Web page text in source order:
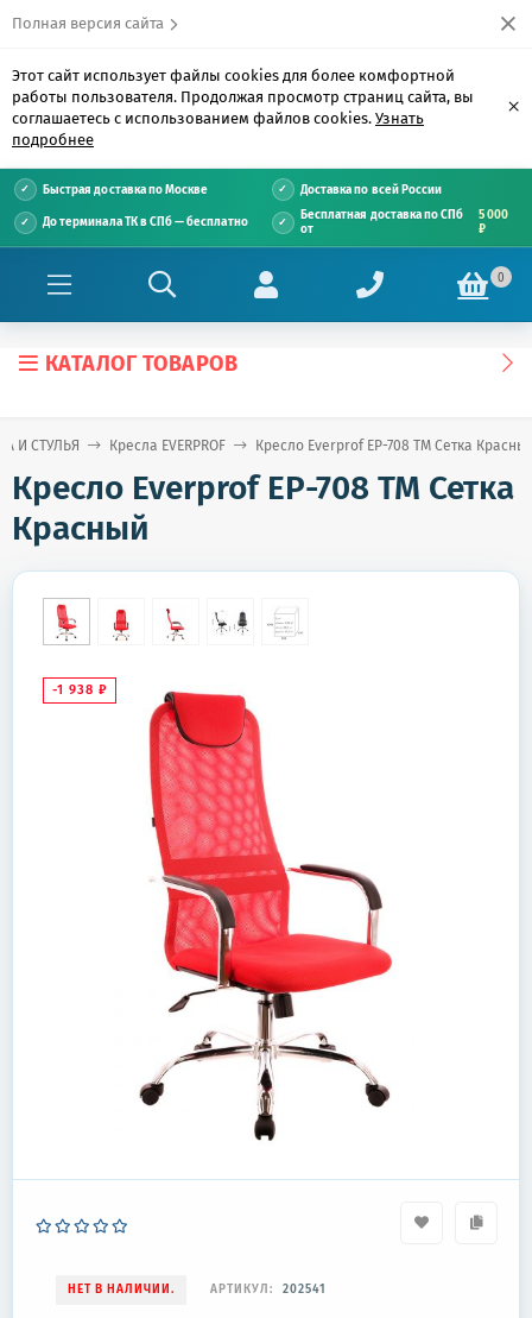
Полная версия сайта
Этот сайт использует файлы cookies для более комфортной
работы пользователя. Продолжая просмотр страниц сайта, вы
соглашаетесь с использованием файлов cookies. Узнать
подробнее
×
Быстрая доставка по Москве Доставка по всей России
До терминала ТК в СПб — бесплатно
Бесплатная доставка по СПб
от
5 000
₽
0
КАТАЛОГ ТОВАРОВ
И СТУЛЬЯ Кресла EVERPROF Кресло Everprof EP-708 TM Сетка
Кресло Everprof EP-708 TM Сетка
Красный
-1 938 ₽
НЕТ В НАЛИЧИИ. АРТИКУЛ: 202541